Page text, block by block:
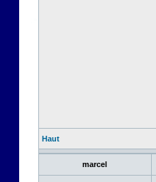
Haut
marcel